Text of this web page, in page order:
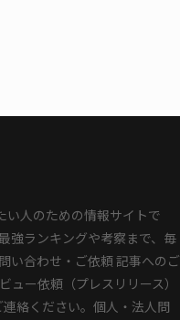
人のための情報サイトで
強ランキングや考察まで、毎
い合わせ・ご依頼 記事へのご
ー依頼（プレスリリース）
絡ください。個人・法人問